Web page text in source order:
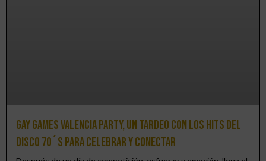
Gay Games Valencia Party, un tardeo con los hits del
DISCO 70´S para celebrar y conectar